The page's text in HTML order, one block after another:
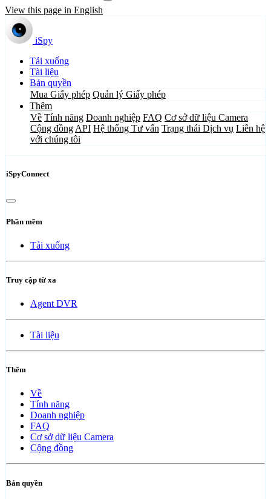
View this page in English
iSpy
Tải xuống
Tài liệu
Bản quyền
Mua Giấy phép Quản lý Giấy phép
Thêm
Về Tính năng Doanh nghiệp FAQ Cơ sở dữ liệu Camera
Cộng đồng API Hệ thống Tư vấn Trạng thái Dịch vụ Liên hệ
với chúng tôi
iSpyConnect
Phần mềm
Tải xuống
Truy cập từ xa
Agent DVR
Tài liệu
Thêm
Về
Tính năng
Doanh nghiệp
FAQ
Cơ sở dữ liệu Camera
Cộng đồng
Bản quyền